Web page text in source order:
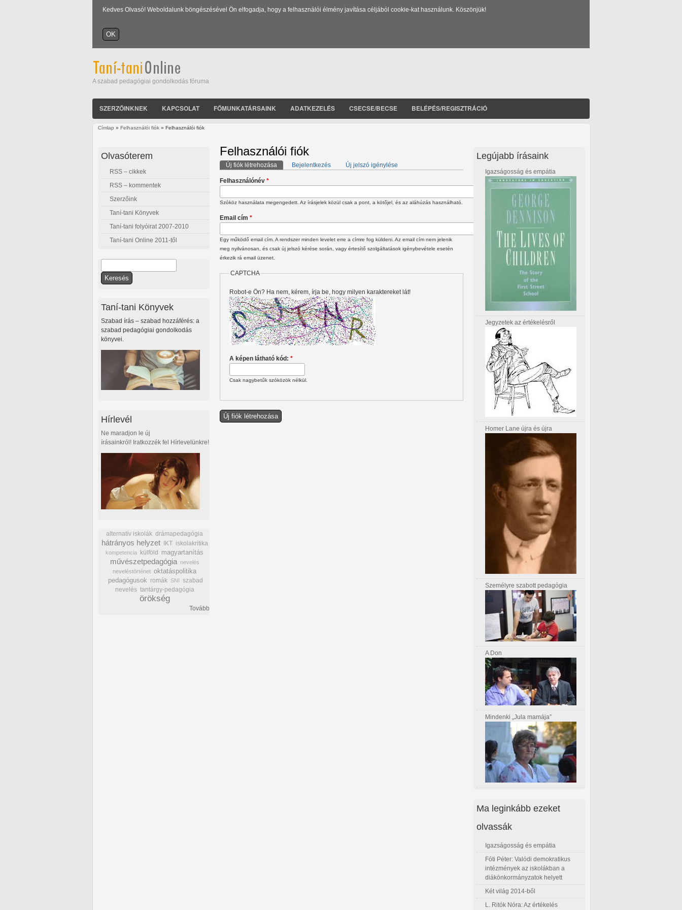
Kedves Olvasó! Weboldalunk böngészésével Ön elfogadja, hogy a felhasználói élmény javítása céljából cookie-kat használunk. Köszönjük!
A szabad pedagógiai gondolkodás fóruma
SZERZŐINKNEK KAPCSOLAT FŐMUNKATÁRSAINK ADATKEZELÉS CSECSE/BECSE BELÉPÉS/REGISZTRÁCIÓ
Címlap » Felhasználói fiók » Felhasználói fiók
Felhasználói fiók
Elsődleges fülek
Új fiók létrehozása (aktív fül)Bejelentkezés Új jelszó igénylése
Felhasználónév *
Szóköz használata megengedett. Az írásjelek közül csak a pont, a kötőjel, és az aláhúzás használható.
Email cím *
Egy működő email cím. A rendszer minden levelet erre a címre fog küldeni. Az email cím nem jelenik
meg nyilvánosan, és csak új jelszó kérése során, vagy értesítő szolgáltatások igénybevétele esetén
érkezik rá email üzenet.
CAPTCHA
Robot-e Ön? Ha nem, kérem, írja be, hogy milyen karaktereket lát!
A képen látható kód:*
Csak nagybetűk szóközök nélkül.
Olvasóterem
RSS – cikkek
RSS – kommentek
Szerzőink
Taní-tani Könyvek
Taní-tani folyóirat 2007-2010
Taní-tani Online 2011-től
Keresés űrlap
Taní-tani Könyvek
Szabad írás – szabad hozzáférés: a
szabad pedagógiai gondolkodás
könyvei.
Hírlevél
Ne maradjon le új
írásainkról! Iratkozzék fel Hírlevelünkre!
alternatív iskolák drámapedagógia
hátrányos helyzet IKT iskolakritika
kompetencia külföld magyartanítás
művészetpedagógia
nevelés
neveléstörténet oktatáspolitika
pedagógusok romák SNI szabad
nevelés tantárgy-pedagógia
örökség
Tovább
Legújabb írásaink
Igazságosság és empátia
Jegyzetek az értékelésről
Homer Lane újra és újra
Személyre szabott pedagógia
A Don
Mindenki „Jula mamája”
Ma leginkább ezeket
olvassák
Igazságosság és empátia
Fóti Péter: Valódi demokratikus
intézmények az iskolákban a
diákönkormányzatok helyett
Két világ 2014-ből
L. Ritók Nóra: Az értékelés